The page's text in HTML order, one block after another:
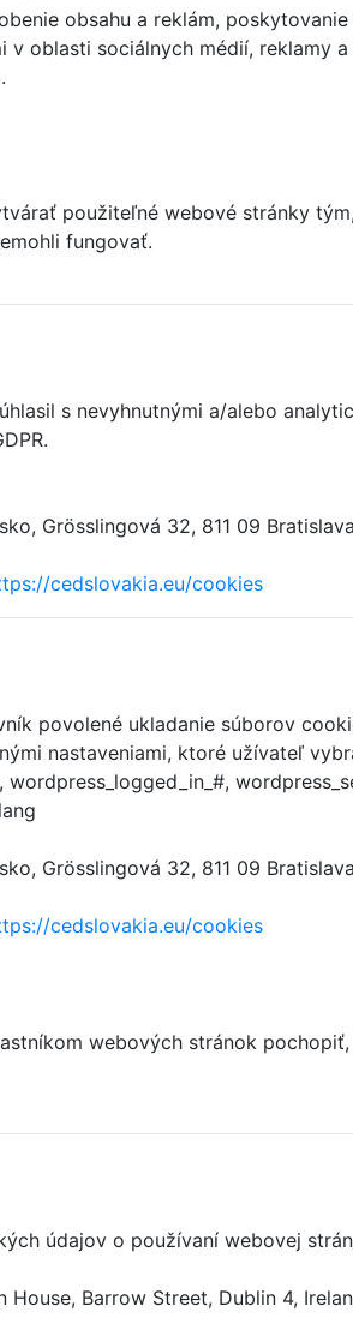
obsahu a reklám,
v oblasti sociálnych médií,
použiteľné webové stránky
fungovať.
s nevyhnutnými a/alebo
Grösslingová 32, 811 09 Bratislava
cedslovakia.eu/cookies
povolené ukladanie súborov
nastaveniami, ktoré užívateľ
wordpress_logged_in_#,
Grösslingová 32, 811 09 Bratislava
cedslovakia.eu/cookies
webových stránok
údajov o používaní webovej
Barrow Street, Dublin 4,